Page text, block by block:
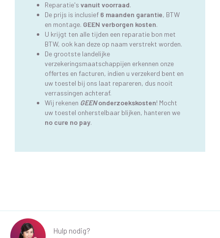
Reparatie's vanuit voorraad.
De prijs is inclusief 6 maanden garantie, BTW
en montage. GEEN verborgen kosten.
U krijgt ten alle tijden een reparatie bon met
BTW, ook kan deze op naam verstrekt worden.
De grootste landelijke
verzekeringsmaatschappijen erkennen onze
offertes en facturen, indien u verzekerd bent en
uw toestel bij ons laat repareren, dus nooit
verrassingen achteraf.
Wij rekenen GEENonderzoekskosten! Mocht
uw toestel onherstelbaar blijken, hanteren we
no cure no pay.
Hulp nodig?